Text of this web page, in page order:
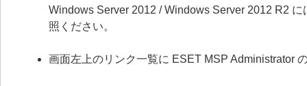
Windows Server 2012 / Windows Server 2012 R2
照ください。
画面左上のリンク一覧に ESET MSP Administrator